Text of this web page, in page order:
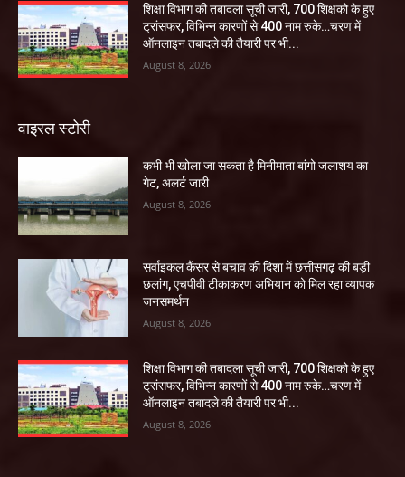
शिक्षा विभाग की तबादला सूची जारी, 700 शिक्षको के हुए
ट्रांसफर, विभिन्न कारणों से 400 नाम रुके…चरण में
ऑनलाइन तबादले की तैयारी पर भी...
August 8, 2026
वाइरल स्टोरी
कभी भी खोला जा सकता है मिनीमाता बांगो जलाशय का
गेट, अलर्ट जारी
August 8, 2026
सर्वाइकल कैंसर से बचाव की दिशा में छत्तीसगढ़ की बड़ी
छलांग, एचपीवी टीकाकरण अभियान को मिल रहा व्यापक
जनसमर्थन
August 8, 2026
शिक्षा विभाग की तबादला सूची जारी, 700 शिक्षको के हुए
ट्रांसफर, विभिन्न कारणों से 400 नाम रुके…चरण में
ऑनलाइन तबादले की तैयारी पर भी...
August 8, 2026